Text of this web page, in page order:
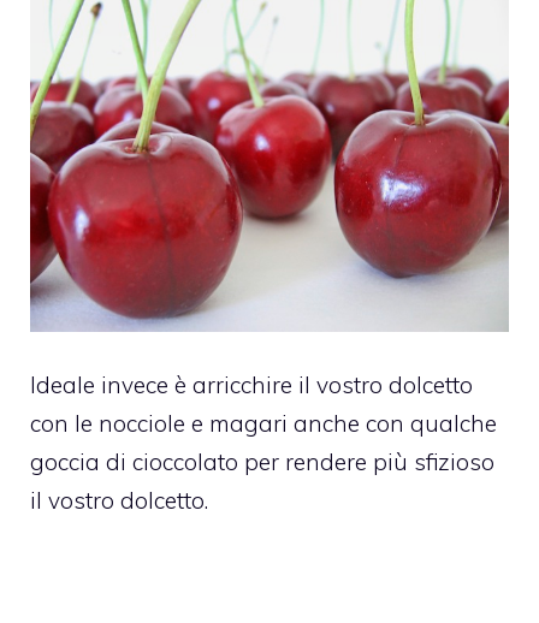
Ideale invece è arricchire il vostro dolcetto
con le nocciole e magari anche con qualche
goccia di cioccolato per rendere più sfizioso
il vostro dolcetto.